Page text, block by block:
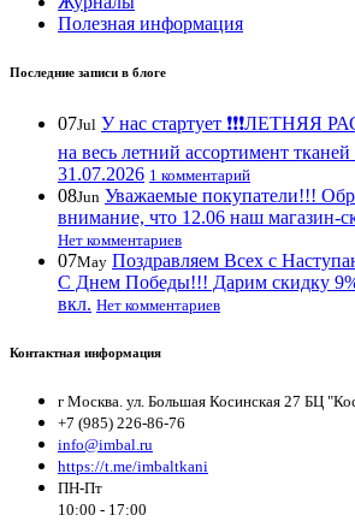
Полезная информация
Последние записи в блоге
07Jul У нас стартует ❗️❗️❗️ЛЕТНЯЯ
на весь летний ассортимент
31.07.2026 1 комментарий
08Jun Уважаемые покупатели!!!
внимание, что 12.06 наш магазин-
Нет комментариев
07May Поздравляем Всех с
С Днем Победы!!! Дарим скидку
вкл. Нет комментариев
Контактная информация
г Москва. ул. Большая Косинская 27 БЦ
+7 (985) 226-86-76
info@imbal.ru
https://t.me/imbaltkani
ПН-Пт
10:00 - 17:00